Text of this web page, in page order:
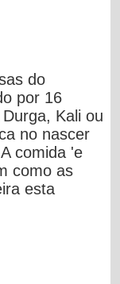
do
por 16
Kali ou
no nascer
comida 'e
como as
esta